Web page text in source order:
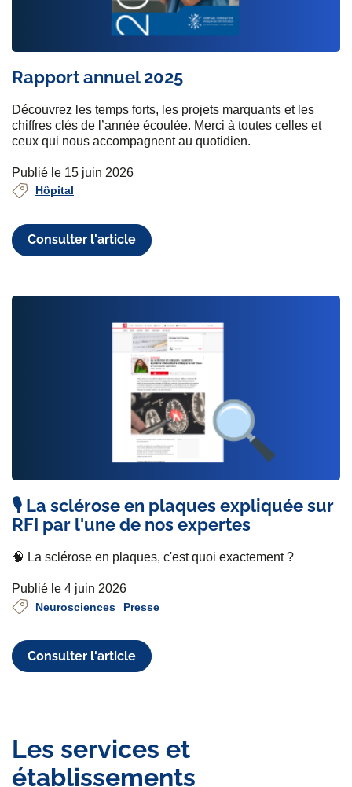
Rapport annuel 2025
Découvrez les temps forts, les projets marquants et les
chiffres clés de l’année écoulée. Merci à toutes celles et
ceux qui nous accompagnent au quotidien.
Publié le 15 juin 2026
Hôpital
Consulter l'article
🎙️ La sclérose en plaques expliquée sur
RFI par l'une de nos expertes
🧠 La sclérose en plaques, c'est quoi exactement ?
Publié le 4 juin 2026
Neurosciences Presse
Consulter l'article
Les services et
établissements